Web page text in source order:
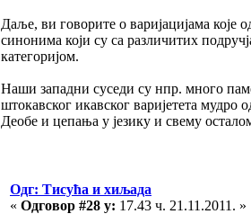
Даље, ви говорите о варијацијама
синонима који су са различитих
категоријом.
Наши западни суседи су нпр. много
штокавског икавског варијетета мудро
Деобе и цепања у језику и свему
Одг: Тисућа и хиљада
« Одговор #28 у: 17.43 ч. 21.11.2011. »